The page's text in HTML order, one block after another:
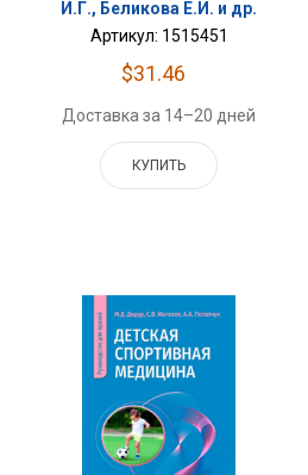
И.Г., Беликова Е.И. и др.
Артикул: 1515451
$31.46
Доставка за 14–20 дней
КУПИТЬ